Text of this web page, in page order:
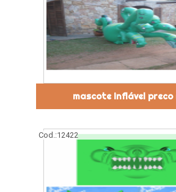
mascote inflável preco
Cod.:12422